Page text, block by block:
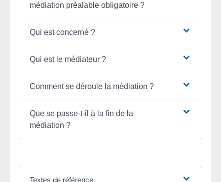
médiation préalable obligatoire ?
Qui est concerné ?
Qui est le médiateur ?
Comment se déroule la médiation ?
Que se passe-t-il à la fin de la
médiation ?
Textes de référence